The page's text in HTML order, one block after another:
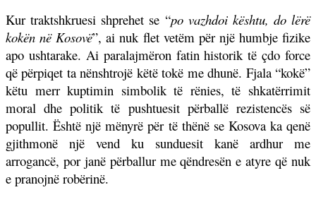
Kur traktshkruesi shprehet se “po vazhdoi kështu, do lërë
kokën në Kosovë”, ai nuk flet vetëm për një humbje fizike
apo ushtarake. Ai paralajmëron fatin historik të çdo force
që përpiqet ta nënshtrojë këtë tokë me dhunë. Fjala “kokë”
këtu merr kuptimin simbolik të rënies, të shkatërrimit
moral dhe politik të pushtuesit përballë rezistencës së
popullit. Është një mënyrë për të thënë se Kosova ka qenë
gjithmonë një vend ku sunduesit kanë ardhur me
arrogancë, por janë përballur me qëndresën e atyre që nuk
e pranojnë robërinë.